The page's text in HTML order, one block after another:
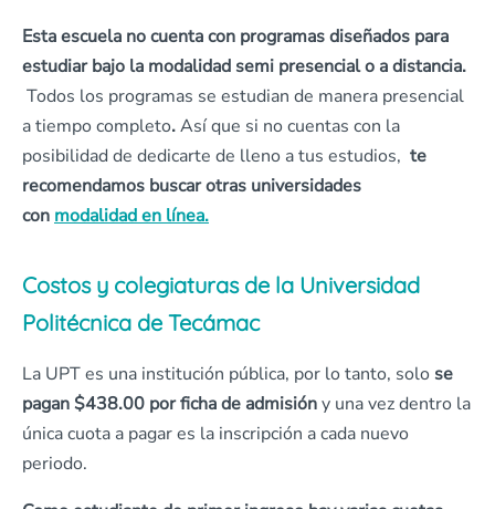
Esta escuela no cuenta con programas diseñados para
estudiar bajo la modalidad semi presencial o a distancia.
Todos los programas se estudian de manera presencial
a tiempo completo.Así que si no cuentas con la
posibilidad de dedicarte de lleno a tus estudios, te
recomendamos buscar otras universidades
con modalidad en línea.
Costos y colegiaturas de la Universidad
Politécnica de Tecámac
La UPT es una institución pública, por lo tanto, solo se
pagan $438.00 por ficha de admisióny una vez dentro la
única cuota a pagar es la inscripción a cada nuevo
periodo.